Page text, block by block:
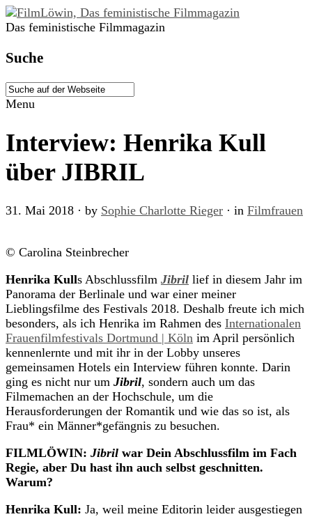
Das feministische Filmmagazin
Suche
Menu
Interview: Henrika Kull
über JIBRIL
31. Mai 2018 · by Sophie Charlotte Rieger · in Filmfrauen
© Carolina Steinbrecher
Henrika Kulls Abschlussfilm Jibril lief in diesem Jahr im
Panorama der Berlinale und war einer meiner
Lieblingsfilme des Festivals 2018. Deshalb freute ich mich
besonders, als ich Henrika im Rahmen des Internationalen
Frauenfilmfestivals Dortmund | Köln im April persönlich
kennenlernte und mit ihr in der Lobby unseres
gemeinsamen Hotels ein Interview führen konnte. Darin
ging es nicht nur um Jibril, sondern auch um das
Filmemachen an der Hochschule, um die
Herausforderungen der Romantik und wie das so ist, als
Frau* ein Männer*gefängnis zu besuchen.
FILMLÖWIN: Jibril war Dein Abschlussfilm im Fach
Regie, aber Du hast ihn auch selbst geschnitten.
Warum?
Henrika Kull: Ja, weil meine Editorin leider ausgestiegen